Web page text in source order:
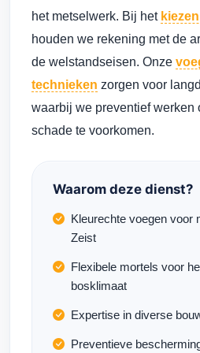
het metselwerk. Bij het
houden we rekening met de
de welstandseisen. Onze
technieken zorgen voor
waarbij we preventief werken
schade te voorkomen.
Waarom deze dienst?
Kleurechte voegen voor
Zeist
Flexibele mortels voor
bosklimaat
Expertise in diverse
Preventieve